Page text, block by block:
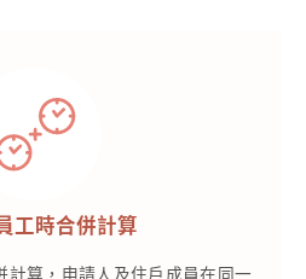
工時合併計算
計算，申請人及住戶成員在同一